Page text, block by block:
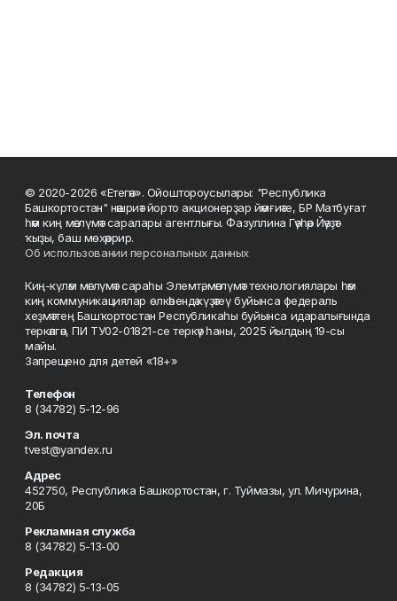
© 2020-2026 «Етегән». Ойоштороусылары: "Республика
Башкортостан" нәшриәт йорто акционерҙар йәмғиәте, БР Матбуғат
һәм киң мәғлүмәт саралары агентлығы. Фазуллина Гәүһәр Йәүҙәт
ҡыҙы, баш мөхәррир.
Об использовании персональных данных
Киң-күләм мәғлүмәт сараһы Элемтә, мәғлүмәт технологиялары һәм
киң коммуникациялар өлкәһендә күҙәтеү буйынса федераль
хеҙмәттең Башҡортостан Республикаһы буйынса идаралығында
теркәлгән, ПИ ТУ02-01821-се теркәү һаны, 2025 йылдың 19-сы
майы.
Запрещено для детей «18+»
Телефон
8 (34782) 5-12-96
Эл. почта
tvest@yandex.ru
Адрес
452750, Республика Башкортостан, г. Туймазы, ул. Мичурина,
20Б
Рекламная служба
8 (34782) 5-13-00
Редакция
8 (34782) 5-13-05